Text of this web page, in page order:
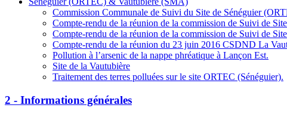
Commission Communale de Suivi du Site de Sénéguier
Compte-rendu de la réunion de la commission de Suivi de
Compte-rendu de la réunion de la commission de Suivi de
Compte-rendu de la réunion du 23 juin 2016 CSDND La
Pollution à l’arsenic de la nappe phréatique à Lançon Est.
Site de la Vautubière
Traitement des terres polluées sur le site ORTEC (Sénéguier).
2 - Informations générales